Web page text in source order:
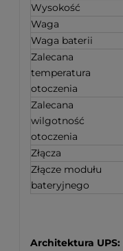
Wysokość
Waga
Waga baterii
Zalecana
temperatura
otoczenia
Zalecana
wilgotność
otoczenia
Złącza
Złącze modułu
bateryjnego
Architektura UPS: